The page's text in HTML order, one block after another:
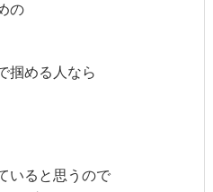
の
掴める人なら
いると思うので